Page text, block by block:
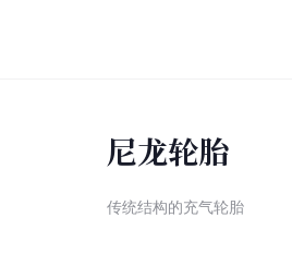
尼龙轮胎
传统结构的充气轮胎